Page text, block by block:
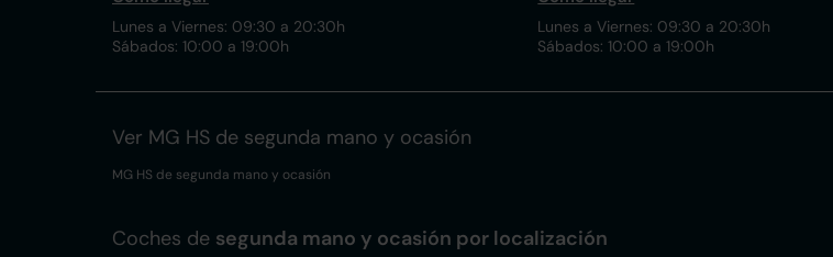
Lunes a Viernes: 09:30 a 20:30h
Sábados: 10:00 a 19:00h
Lunes a Viernes: 09:30 a 20:30h
Sábados: 10:00 a 19:00h
Ver MG HS de segunda mano y ocasión
MG HS de segunda mano y ocasión
Coches de segunda mano y ocasión por localización